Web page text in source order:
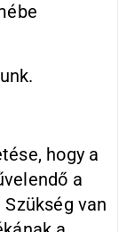
hogy a
a
van